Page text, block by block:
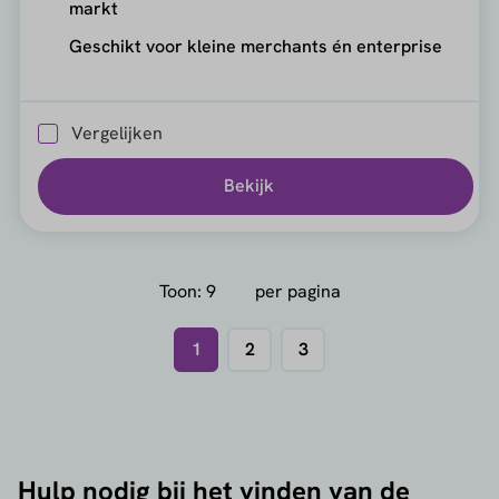
markt
Geschikt voor kleine merchants én enterprise
Vergelijken
Bekijk
Toon: per pagina
1 2 3
Hulp nodig bij het vinden van de